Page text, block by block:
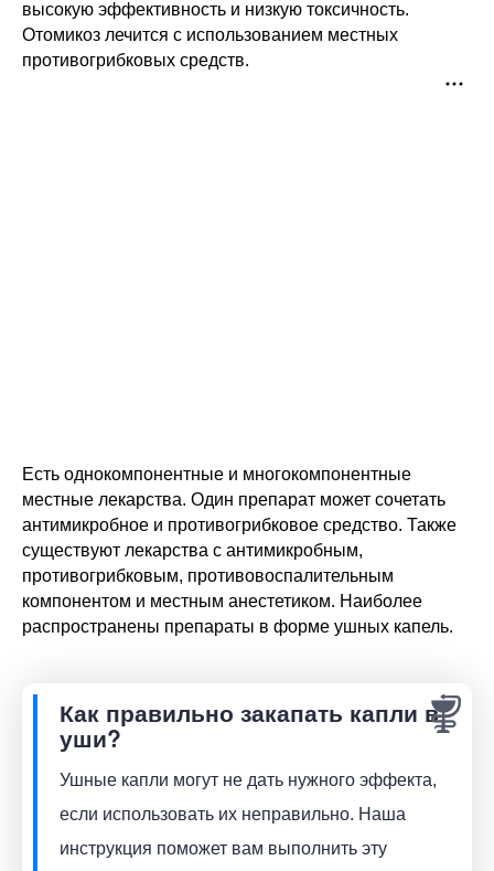
высокую эффективность и низкую токсичность.
Отомикоз лечится с использованием местных
противогрибковых средств.
Есть однокомпонентные и многокомпонентные
местные лекарства. Один препарат может сочетать
антимикробное и противогрибковое средство. Также
существуют лекарства с антимикробным,
противогрибковым, противовоспалительным
компонентом и местным анестетиком. Наиболее
распространены препараты в форме ушных капель.
Как правильно закапать капли в
уши?
Ушные капли могут не дать нужного эффекта,
если использовать их неправильно. Наша
инструкция поможет вам выполнить эту